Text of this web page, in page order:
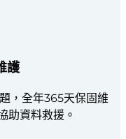
護
，全年365天保固維
助資料救援。